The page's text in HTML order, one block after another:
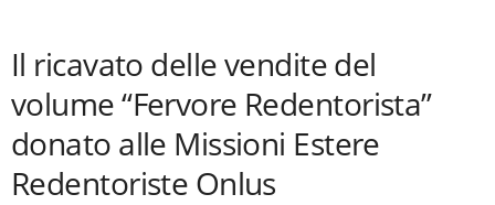
Il ricavato delle vendite del
volume “Fervore Redentorista”
donato alle Missioni Estere
Redentoriste Onlus